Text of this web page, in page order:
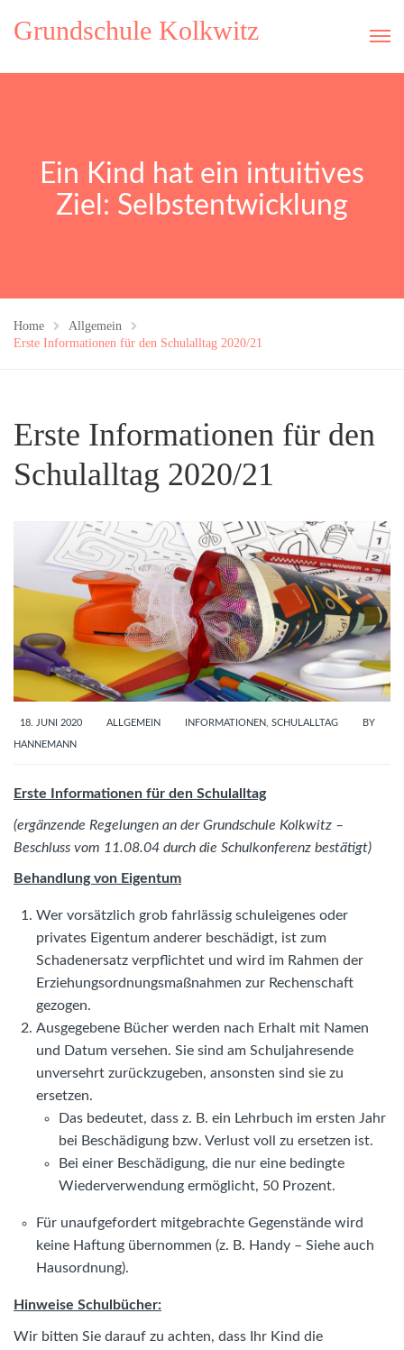
Grundschule Kolkwitz
Ein Kind hat ein intuitives
Ziel: Selbstentwicklung
Home
Allgemein
Erste Informationen für den Schulalltag 2020/21
Erste Informationen für den
Schulalltag 2020/21
18. JUNI 2020 ALLGEMEIN INFORMATIONEN, SCHULALLTAG BY
HANNEMANN
Erste Informationen für den Schulalltag
(ergänzende Regelungen an der Grundschule Kolkwitz –
Beschluss vom 11.08.04 durch die Schulkonferenz bestätigt)
Behandlung von Eigentum
Wer vorsätzlich grob fahrlässig schuleigenes oder
privates Eigentum anderer beschädigt, ist zum
Schadenersatz verpflichtet und wird im Rahmen der
Erziehungsordnungsmaßnahmen zur Rechenschaft
gezogen.
Ausgegebene Bücher werden nach Erhalt mit Namen
und Datum versehen. Sie sind am Schuljahresende
unversehrt zurückzugeben, ansonsten sind sie zu
ersetzen.
Das bedeutet, dass z. B. ein Lehrbuch im ersten Jahr
bei Beschädigung bzw. Verlust voll zu ersetzen ist.
Bei einer Beschädigung, die nur eine bedingte
Wiederverwendung ermöglicht, 50 Prozent.
Für unaufgefordert mitgebrachte Gegenstände wird
keine Haftung übernommen (z. B. Handy – Siehe auch
Hausordnung).
Hinweise Schulbücher:
Wir bitten Sie darauf zu achten, dass Ihr Kind die